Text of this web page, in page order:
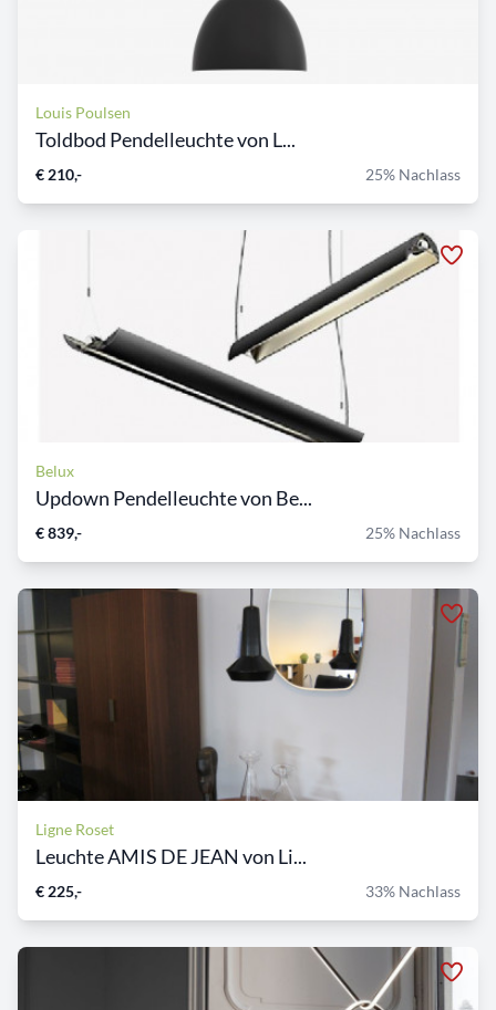
Louis Poulsen
Toldbod Pendelleuchte von L...
€ 210,- 25% Nachlass
Belux
Updown Pendelleuchte von Be...
€ 839,- 25% Nachlass
Ligne Roset
Leuchte AMIS DE JEAN von Li...
€ 225,- 33% Nachlass